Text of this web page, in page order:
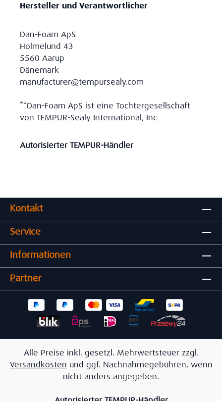
Hersteller und Verantwortlicher
Dan-Foam ApS
Holmelund 43
5560 Aarup
Dänemark
manufacturer@tempursealy.com
**Dan-Foam ApS ist eine Tochtergesellschaft
von TEMPUR-Sealy International, Inc
Autorisierter TEMPUR-Händler
Kontakt
Service
Informationen
Partner
Alle Preise inkl. gesetzl. Mehrwertsteuer zzgl.
Versandkosten und ggf. Nachnahmegebühren, wenn
nicht anders angegeben.